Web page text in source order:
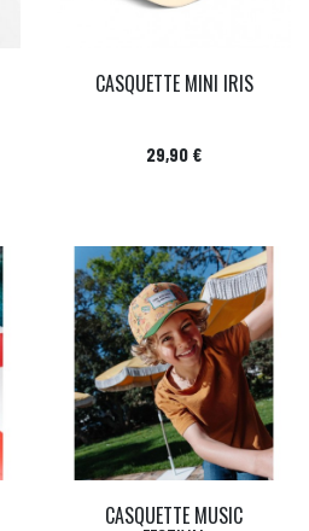
CASQUETTE MINI IRIS
Prix
29,90 €
CASQUETTE MUSIC